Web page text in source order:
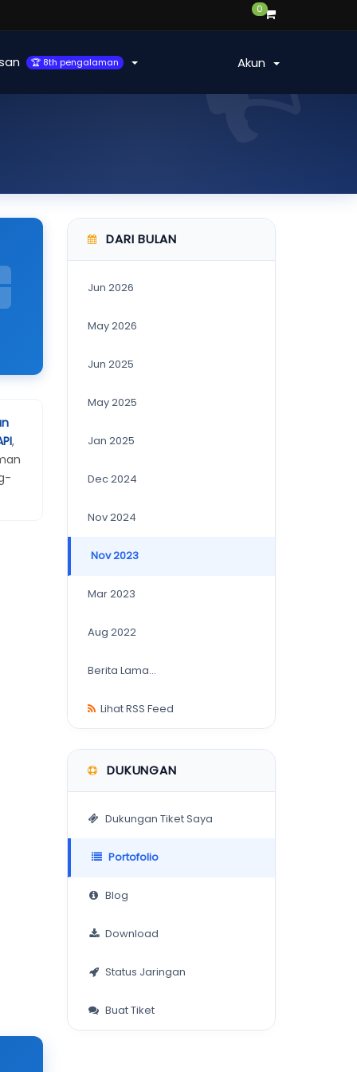
0
🏆 8th pengalaman Akun
DARI BULAN
Jun 2026
May 2026
Jun 2025
May 2025
Jan 2025
Dec 2024
Nov 2024
Nov 2023
Mar 2023
Aug 2022
Berita Lama...
Lihat RSS Feed
,
DUKUNGAN
Dukungan Tiket Saya
Portofolio
Blog
Download
Status Jaringan
Buat Tiket